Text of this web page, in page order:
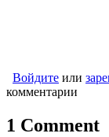
Войдите или
комментарии
1 Comment